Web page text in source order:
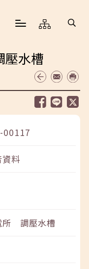
水槽
00117
料
所 調壓水槽